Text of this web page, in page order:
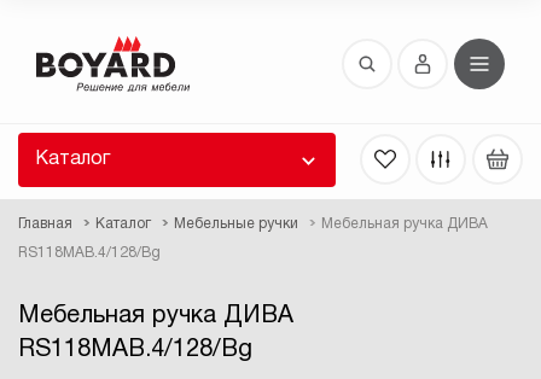
Каталог
Главная Каталог Мебельные ручки Мебельная ручка ДИВА
RS118MAB.4/128/Bg
Мебельная ручка ДИВА
RS118MAB.4/128/Bg
Восстановление пароля
высланы вам по E-Mail.
ссылку для восстановления